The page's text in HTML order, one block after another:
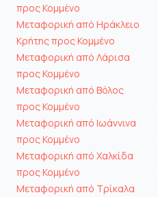
προς Κομμένο
Μεταφορική από Ηράκλειο
Κρήτης προς Κομμένο
Μεταφορική από Λάρισα
προς Κομμένο
Μεταφορική από Βόλος
προς Κομμένο
Μεταφορική από Ιωάννινα
προς Κομμένο
Μεταφορική από Χαλκίδα
προς Κομμένο
Μεταφορική από Τρίκαλα